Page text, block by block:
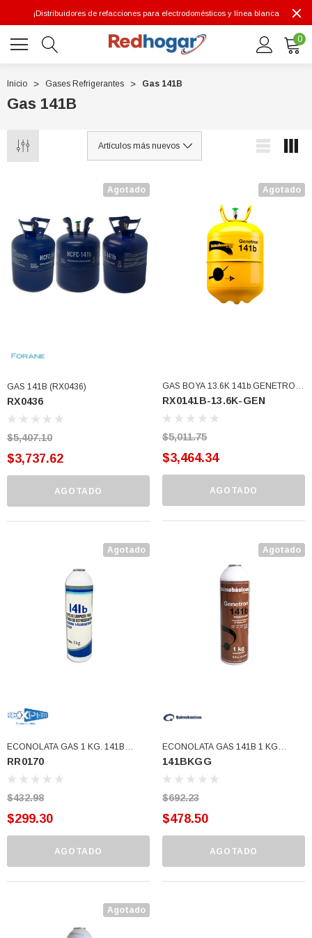
¡Distribuidores de refacciones para electrodomésticos y línea blanca
0
Inicio Gases Refrigerantes Gas 141B
Gas 141B
BALERO 6006 ORIG SELLO NEOPRENO
Agotado
GAS 141B (RX0436)
RX0436
$5,407.10
$3,737.62
AGOTADO
Agotado
GAS BOYA 13.6K 141b GENETRON
PRESURIZADO DESCONTINUADA
(RX0141B-13.6K-GEN)
RX0141B-13.6K-GEN
$5,011.75
$3,464.34
AGOTADO
Agotado
ECONOLATA GAS 1 KG. 141B
MARCAT (RR0170)
RR0170
$432.98
$299.30
AGOTADO
Agotado
ECONOLATA GAS 141B 1 KG
GENETRON PRESURIZADO
(141BKGG)
141BKGG
$692.23
$478.50
AGOTADO
Agotado
7614